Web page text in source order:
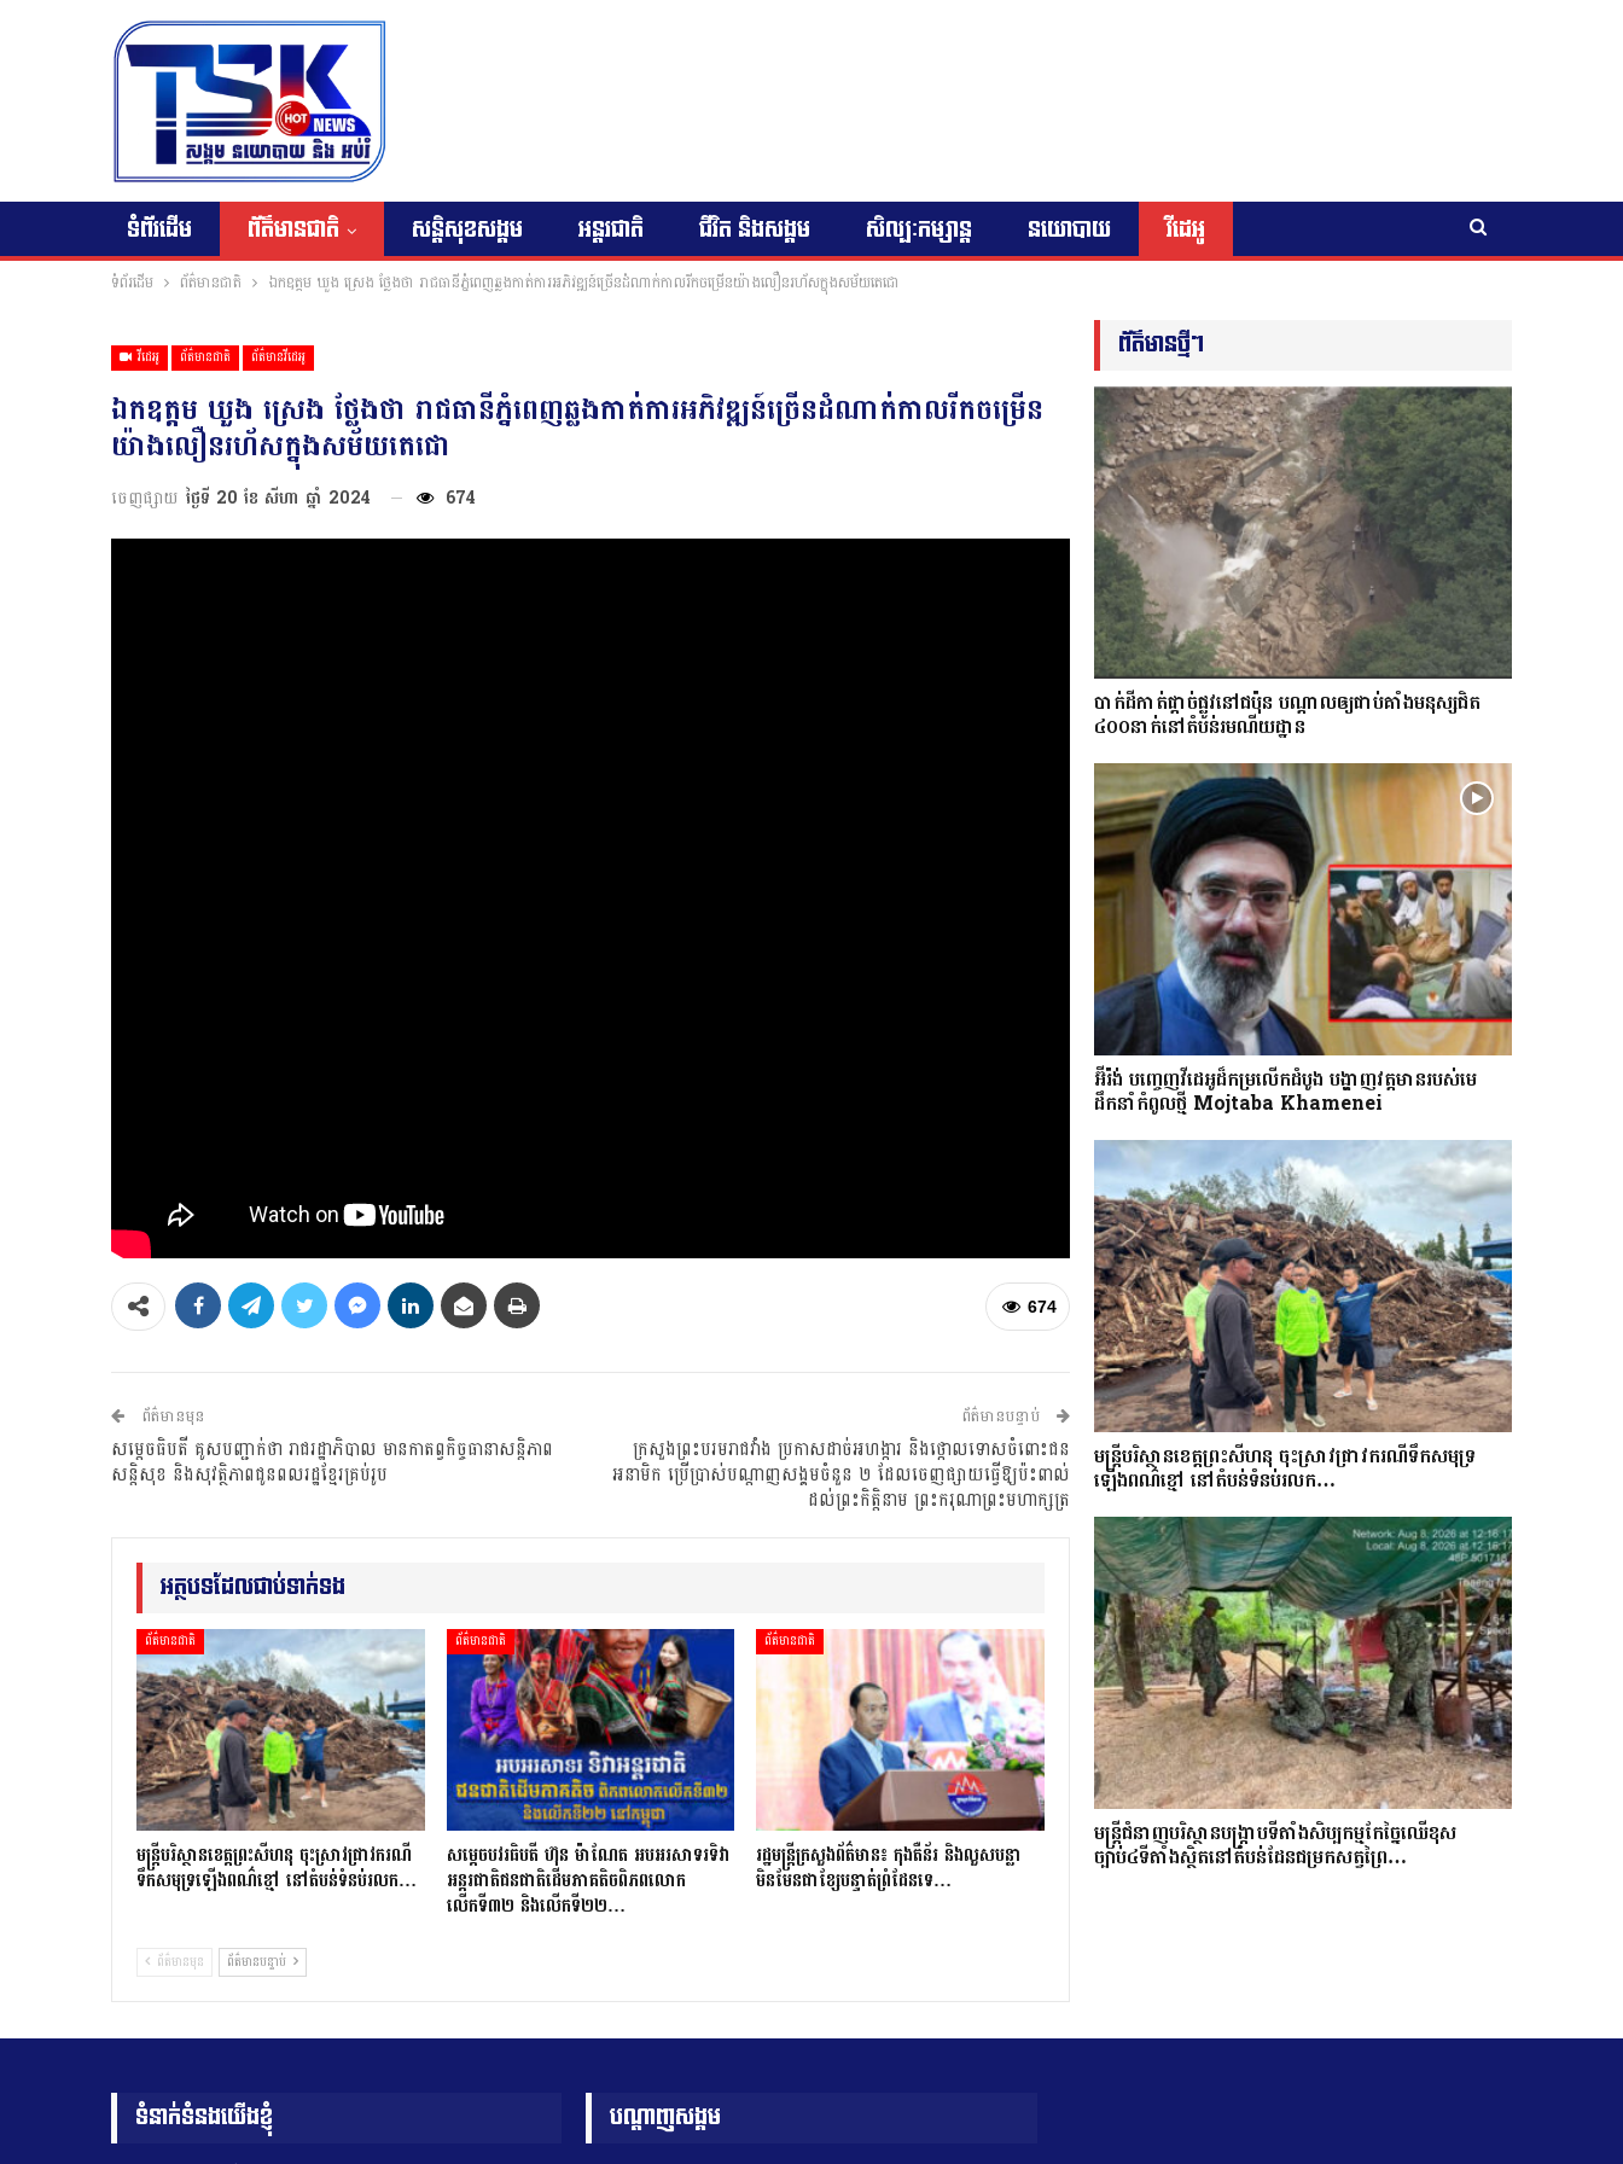
ទំព័រដើម ព័ត៌មានជាតិ សន្តិសុខសង្គម អន្តរជាតិ ជីវិត និងសង្គម សិល្បៈកម្សាន្ត នយោបាយ វីដេអូ
ទំព័រដើម ព័ត៌មានជាតិ ឯកឧត្តម ឃួង ស្រេង ថ្លែងថា រាជធានីភ្នំពេញឆ្លងកាត់ការអភិវឌ្ឍន៍ច្រើនដំណាក់កាលរីកចម្រើនយ៉ាងលឿនរហ័សក្នុងសម័យតេជោ
វីដេអូ ព័ត៌មានជាតិ ព័ត៌មានវីដេអូ
ឯកឧត្តម ឃួង ស្រេង ថ្លែងថា រាជធានីភ្នំពេញឆ្លងកាត់ការអភិវឌ្ឍន៍ច្រើនដំណាក់កាលរីកចម្រើន
យ៉ាងលឿនរហ័សក្នុងសម័យតេជោ
ចេញផ្សាយ ថ្ងៃទី 20 ខែ សីហា ឆ្នាំ 2024 674
674
ព័ត៌មានមុន
សម្តេចធិបតី គូសបញ្ជាក់ថា រាជរដ្ឋាភិបាល មានកាតព្វកិច្ចធានាសន្តិភាព
សន្តិសុខ និងសុវត្ថិភាពជូនពលរដ្ឋខ្មែរគ្រប់រូប
ព័ត៌មានបន្ទាប់
ក្រសួងព្រះបរមរាជវាំង ប្រកាសដាច់អហង្ការ និងថ្កោលទោសចំពោះជន
អនាមិក ប្រើប្រាស់បណ្តាញសង្គមចំនួន ២ ដែលចេញផ្សាយធ្វើឱ្យប៉ះពាល់
ដល់ព្រះកិតិ្តនាម ព្រះករុណាព្រះមហាក្សត្រ
អត្ថបទដែលជាប់ទាក់ទង
ព័ត៌មានជាតិ
មន្រ្តីបរិស្ថានខេត្តព្រះសីហនុ ចុះស្រាវជ្រាវករណី
ទឹកសមុទ្រឡើងពណ៌ខ្មៅ នៅតំបន់ទំនប់រលក…
ព័ត៌មានជាតិ
សម្តេចបវរធិបតី ហ៊ុន ម៉ាណែត អបអរសាទរទិវា
អន្តរជាតិជនជាតិដើមភាគតិចពិភពលោក
លើកទី៣២ និងលើកទី២២…
ព័ត៌មានជាតិ
រដ្ឋមន្ត្រីក្រសួងព័ត៌មាន៖ កុងតឺន័រ និងលួសបន្លា
មិនមែនជាខ្សែបន្ទាត់ព្រំដែនទេ…
ព័ត៌មានមុន ព័ត៌មានបន្ទាប់
ព័ត៌មានថ្មីៗ
​បាក់​ដី​កាត់ផ្តាច់ផ្លូវ​​នៅជប៉ុន បណ្តាល​ឲ្យ​ជាប់​គាំង​​​មនុស្ស​ជិត​
៤០០នាក់​នៅតំបន់រមណីយដ្ឋាន​
អ៊ីរ៉ង់ បញ្ចេញវីដេអូដ៏កម្រលើក​ដំបូង បង្ហាញ​វត្តមាន​​​របស់​​មេ
ដឹកនាំកំពូលថ្មី Mojtaba Khamenei
មន្រ្តីបរិស្ថានខេត្តព្រះសីហនុ ចុះស្រាវជ្រាវករណីទឹកសមុទ្រ
ឡើងពណ៌ខ្មៅ នៅតំបន់ទំនប់រលក…
មន្ត្រីជំនាញបរិស្ថានបង្រ្កាបទីតាំងសិប្បកម្មកែច្នៃឈើខុស
ច្បាប់៤ទីតាំងស្ថិតនៅតំបន់ដែនជម្រកសត្វព្រៃ…
ទំនាក់ទំនងយើងខ្ញុំ បណ្តាញសង្គម